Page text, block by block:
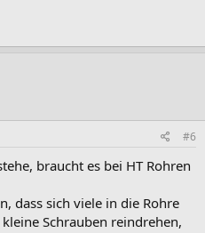
#6
braucht es bei HT Rohren
dass sich viele in die Rohre
Schrauben reindrehen,